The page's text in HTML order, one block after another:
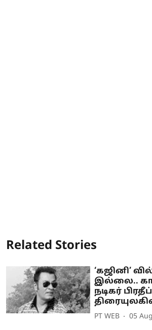
Related Stories
‘கஜினி’
இல்லை..
நடிகர்
PT WEB 05